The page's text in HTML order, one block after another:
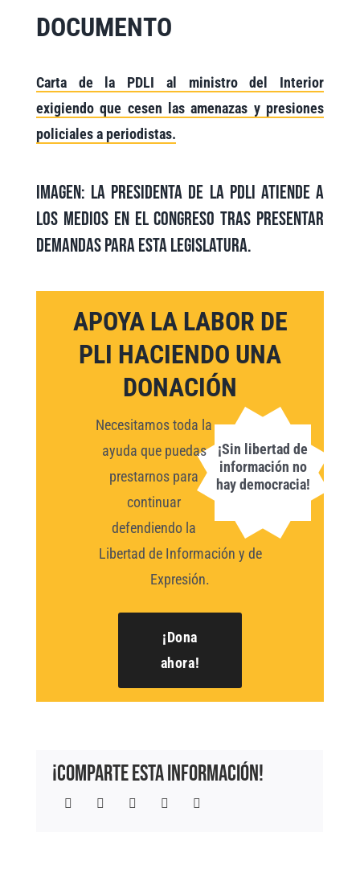
DOCUMENTO
Carta de la PDLI al ministro del Interior
exigiendo que cesen las amenazas y presiones
policiales a periodistas.
Imagen: La presidenta de la PDLI atiende a
los medios en el Congreso tras presentar
demandas para esta legislatura.
APOYA LA LABOR DE
PLI HACIENDO UNA
DONACIÓN
¡Sin libertad de
información no
hay democracia!
Necesitamos toda la
ayuda que puedas
prestarnos para
continuar
defendiendo la
Libertad de Información y de
Expresión.
¡Dona
ahora!
¡Comparte esta información!
FacebookTwitter LinkedInWhatsApp